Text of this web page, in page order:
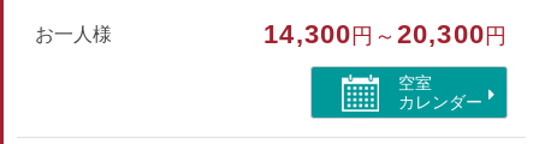
お一人様 14,300 円～20,300 円
空室
カレンダー